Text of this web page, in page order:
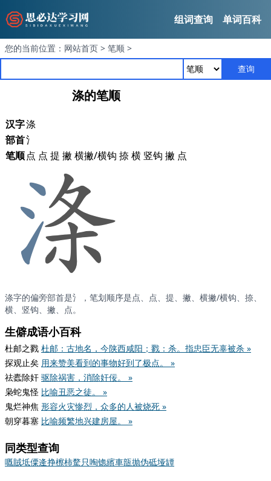
组词查询 单词百科
您的当前位置： 网站首页 > 笔顺 >
查询
涤的笔顺
汉字涤
部首氵
笔顺点 点 提 撇 横撇/横钩 捺 横 竖钩 撇 点
涤字的偏旁部首是氵，笔划顺序是点、点、提、撇、横撇/横钩、捺、
横、竖钩、撇、点。
生僻成语小百科
杜邮之戮 杜邮：古地名，今陕西咸阳；戮：杀。指忠臣无辜被杀 »
探观止矣 用来赞美看到的事物好到了极点。 »
祛蠹除奸 驱除祸害，消除奸佞。 »
枭蛇鬼怪 比喻丑恶之徒。 »
鬼烂神焦 形容火灾惨烈，众多的人被烧死 »
朝穿暮塞 比喻频繁地兴建房屋。 »
同类型查询
嘅賊坻僳逄挣檫柿騖只啕锪繽車瓿抛伪砥垭罈